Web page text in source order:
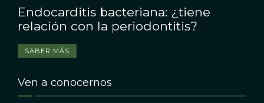
Endocarditis bacteriana: ¿tiene
relación con la periodontitis?
SABER MÁS
Ven a conocernos